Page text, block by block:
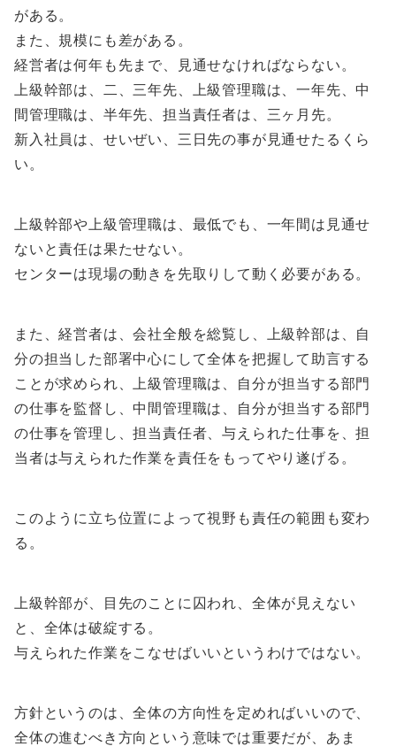
がある。
また、規模にも差がある。
経営者は何年も先まで、見通せなければならない。
上級幹部は、二、三年先、上級管理職は、一年先、中
間管理職は、半年先、担当責任者は、三ヶ月先。
新入社員は、せいぜい、三日先の事が見通せたるくら
い。
上級幹部や上級管理職は、最低でも、一年間は見通せ
ないと責任は果たせない。
センターは現場の動きを先取りして動く必要がある。
また、経営者は、会社全般を総覧し、上級幹部は、自
分の担当した部署中心にして全体を把握して助言する
ことが求められ、上級管理職は、自分が担当する部門
の仕事を監督し、中間管理職は、自分が担当する部門
の仕事を管理し、担当責任者、与えられた仕事を、担
当者は与えられた作業を責任をもってやり遂げる。
このように立ち位置によって視野も責任の範囲も変わ
る。
上級幹部が、目先のことに囚われ、全体が見えない
と、全体は破綻する。
与えられた作業をこなせばいいというわけではない。
方針というのは、全体の方向性を定めればいいので、
全体の進むべき方向という意味では重要だが、あま